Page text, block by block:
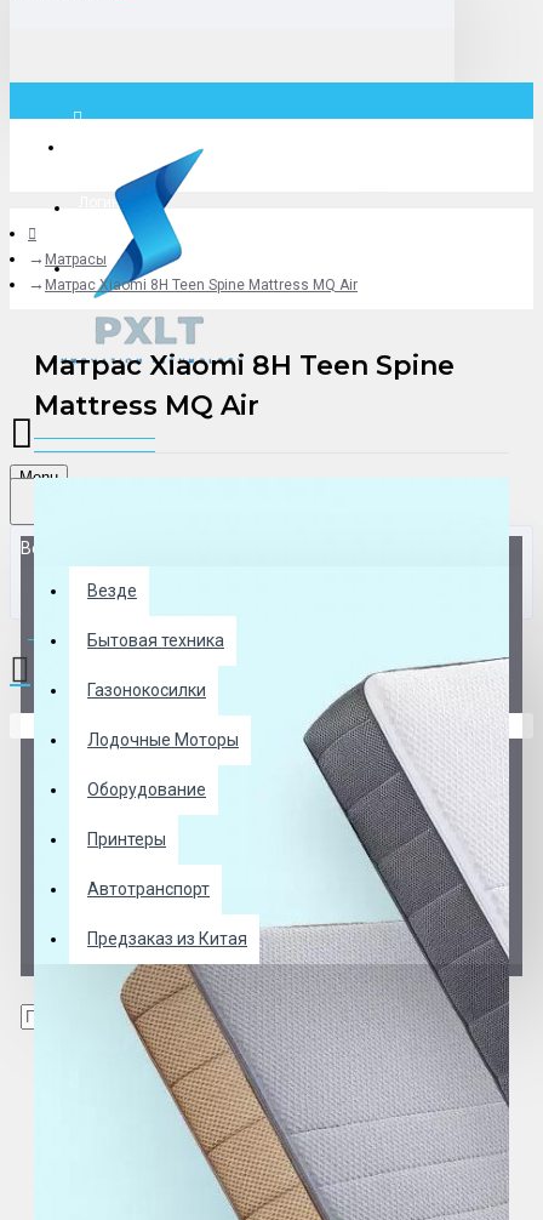
Логин
+79775619766
Menu
Везде
Везде
Бытовая техника
Газонокосилки
Лодочные Моторы
Оборудование
Принтеры
Автотранспорт
Предзаказ из Китая
0 товар(ов) - 0 р.
Матрасы
Матрас Xiaomi 8H Teen Spine Mattress MQ Air
Матрас Xiaomi 8H Teen Spine
Mattress MQ Air